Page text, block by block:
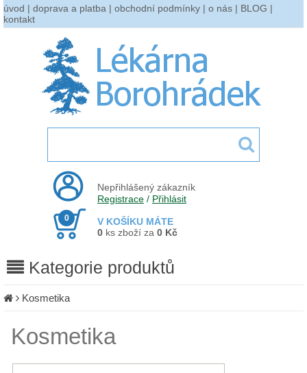
úvod | doprava a platba | obchodní podmínky | o nás | BLOG |
kontakt
Nepřihlášený zákazník
Registrace / Přihlásit
V KOŠÍKU MÁTE
0
0 ks zboží za 0 Kč
Kategorie produktů
Kosmetika
Kosmetika